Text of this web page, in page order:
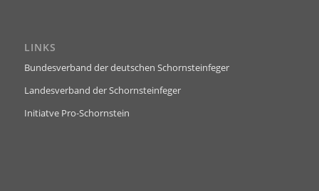
LINKS
Bundesverband der deutschen Schornsteinfeger
Landesverband der Schornsteinfeger
Initiatve Pro-Schornstein